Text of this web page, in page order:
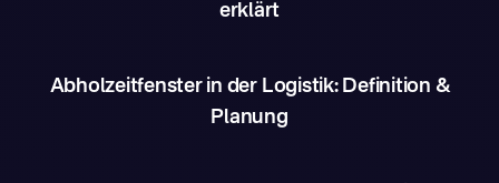
erklärt
Abholzeitfenster in der Logistik: Definition &
Planung